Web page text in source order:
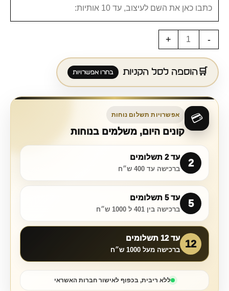
-
+
הוספה לסל הקניות
💳 אפשרויות תשלום נוחות
קונים היום, משלמים בנוחות
2
עד 2 תשלומים
ברכישה עד 400 ש״ח
5
עד 5 תשלומים
ברכישה בין 401 ל 1000 ש״ח
12
עד 12 תשלומים
ברכישה מעל 1000 ש״ח
ללא ריבית, בכפוף לאישור חברות האשראי